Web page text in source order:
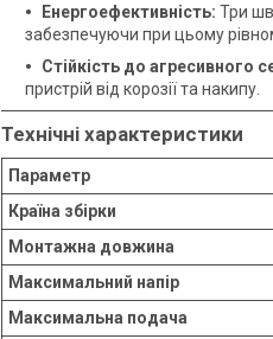
Енергоефективність: Три
забезпечуючи при цьому
Стійкість до агресивного
пристрій від корозії та накипу.
Технічні характеристики
Параметр
Країна збірки
Монтажна довжина
Максимальний напір
Максимальна подача